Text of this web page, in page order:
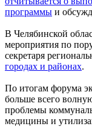
программы и
В Челябинской
мероприятия по
секретаря
городах и районах.
По итогам форума
больше всего
проблемы
медицины и